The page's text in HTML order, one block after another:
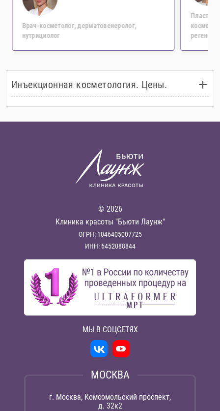
Врач-косметолог, дерматовенеролог,
нутрициолог
Инъекционная косметология. Цены.
© 2026
Клиника красоты "Бьюти Лаунж"
ОГРН: 1046405007725
ИНН: 6452088844
МЫ В СОЦСЕТЯХ
МОСКВА
г. Москва, Комсомольский проспект,
д. 32к2